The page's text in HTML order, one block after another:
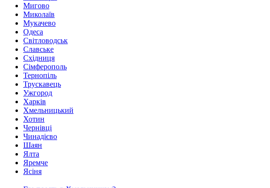
Мигово
Миколаїв
Мукачево
Одеса
Світловодськ
Славське
Східниця
Сімферополь
Тернопіль
Трускавець
Ужгород
Харків
Хмельницький
Хотин
Чернівці
Чинадієво
Шаян
Ялта
Яремче
Ясіня